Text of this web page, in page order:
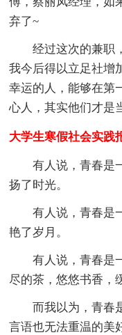
弃了~
经过这次的兼职，
我今后得以立足社增
幸运的人，能够在第
心人，其实他们才是
大学生寒假社会实践
有人说，青春是一
扬了时光。
有人说，青春是一
艳了岁月。
有人说，青春是一
尽的茶，悠悠书香，
而我以为，青春是
言语也无法重温的美